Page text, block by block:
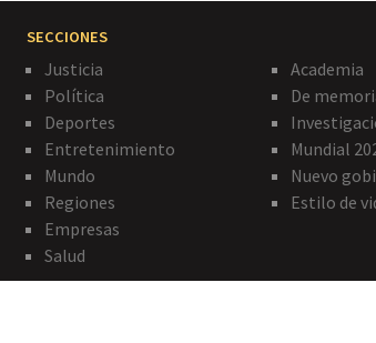
SECCIONES
Justicia
Política
Deportes
Entretenimiento
Mundo
Regiones
Empresas
Salud
Academia
De
Mundial
Nuevo
Estilo de